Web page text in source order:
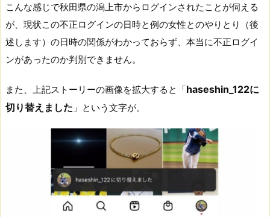
こんな感じで秋田県の潟上市からログインされたことが伺える
が、現状この不正ログインの日時と例の女性とのやりとり（後
述します）の日時の関係がわかっておらず、本当に不正ログイ
ンがあったのか判別できません。
また、上記ストーリーの画像を拡大すると「haseshin_122に
切り替えました 」という文字が。